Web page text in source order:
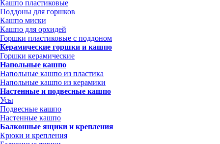
Кашпо пластиковые
Поддоны для горшков
Кашпо миски
Кашпо для орхидей
Горшки пластиковые с поддоном
Керамические горшки и кашпо
Горшки керамические
Напольные кашпо
Напольные кашпо из пластика
Напольные кашпо из керамики
Настенные и подвесные кашпо
Усы
Подвесные кашпо
Настенные кашпо
Балконные ящики и крепления
Крюки и крепления